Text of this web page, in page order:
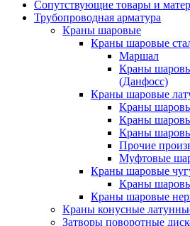
Сопутствующие товары и
Трубопроводная арматура
Краны шаровые
Краны шаровые
Маршал
Краны
(Данфосс)
Краны шаровые
Краны
Краны
Краны
Прочие
Муфтовые
Краны шаровые
Краны
Краны шаровые
Краны конусные
Затворы поворотные